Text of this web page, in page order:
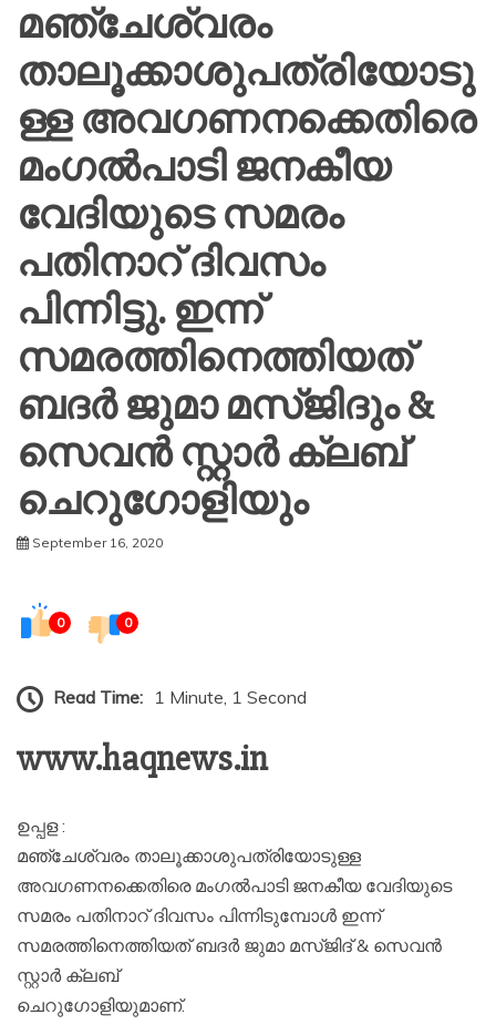
മഞ്ചേശ്വരം
താലൂക്കാശുപത്രിയോടു
ള്ള അവഗണനക്കെതിരെ
മംഗൽപാടി ജനകീയ
വേദിയുടെ സമരം
പതിനാറ് ദിവസം
പിന്നിട്ടു. ഇന്ന്
സമരത്തിനെത്തിയത്
ബദർ ജുമാ മസ്ജിദും &
സെവൻ സ്റ്റാർ ക്ലബ്
ചെറുഗോളിയും
September 16, 2020
0 0
Read Time: 1 Minute, 1 Second
www.haqnews.in
ഉപ്പള :
മഞ്ചേശ്വരം താലൂക്കാശുപത്രിയോടുള്ള
അവഗണനക്കെതിരെ മംഗൽപാടി ജനകീയ വേദിയുടെ
സമരം പതിനാറ് ദിവസം പിന്നിടുമ്പോൾ ഇന്ന്
സമരത്തിനെത്തിയത് ബദർ ജുമാ മസ്ജിദ് & സെവൻ
സ്റ്റാർ ക്ലബ്
ചെറുഗോളിയുമാണ്.